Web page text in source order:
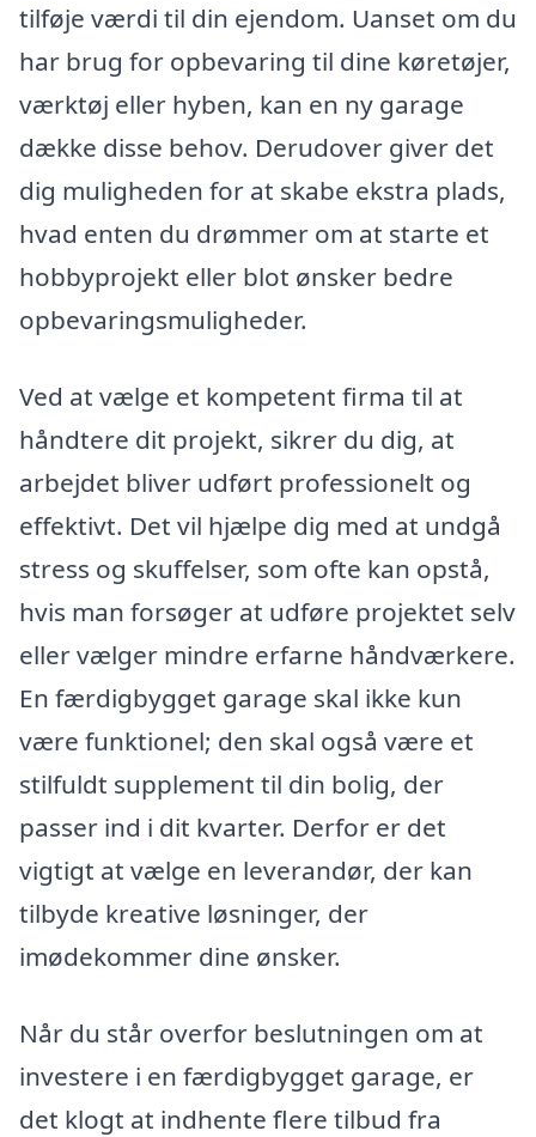
tilføje værdi til din ejendom. Uanset om du
har brug for opbevaring til dine køretøjer,
værktøj eller hyben, kan en ny garage
dække disse behov. Derudover giver det
dig muligheden for at skabe ekstra plads,
hvad enten du drømmer om at starte et
hobbyprojekt eller blot ønsker bedre
opbevaringsmuligheder.
Ved at vælge et kompetent firma til at
håndtere dit projekt, sikrer du dig, at
arbejdet bliver udført professionelt og
effektivt. Det vil hjælpe dig med at undgå
stress og skuffelser, som ofte kan opstå,
hvis man forsøger at udføre projektet selv
eller vælger mindre erfarne håndværkere.
En færdigbygget garage skal ikke kun
være funktionel; den skal også være et
stilfuldt supplement til din bolig, der
passer ind i dit kvarter. Derfor er det
vigtigt at vælge en leverandør, der kan
tilbyde kreative løsninger, der
imødekommer dine ønsker.
Når du står overfor beslutningen om at
investere i en færdigbygget garage, er
det klogt at indhente flere tilbud fra